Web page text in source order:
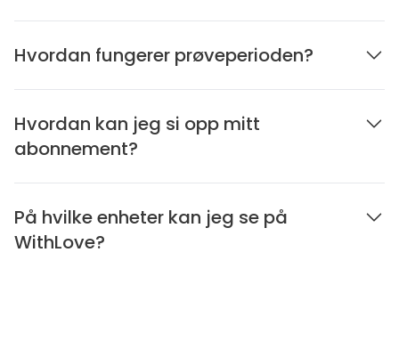
Hvordan fungerer prøveperioden?
Hvordan kan jeg si opp mitt
abonnement?
På hvilke enheter kan jeg se på
WithLove?